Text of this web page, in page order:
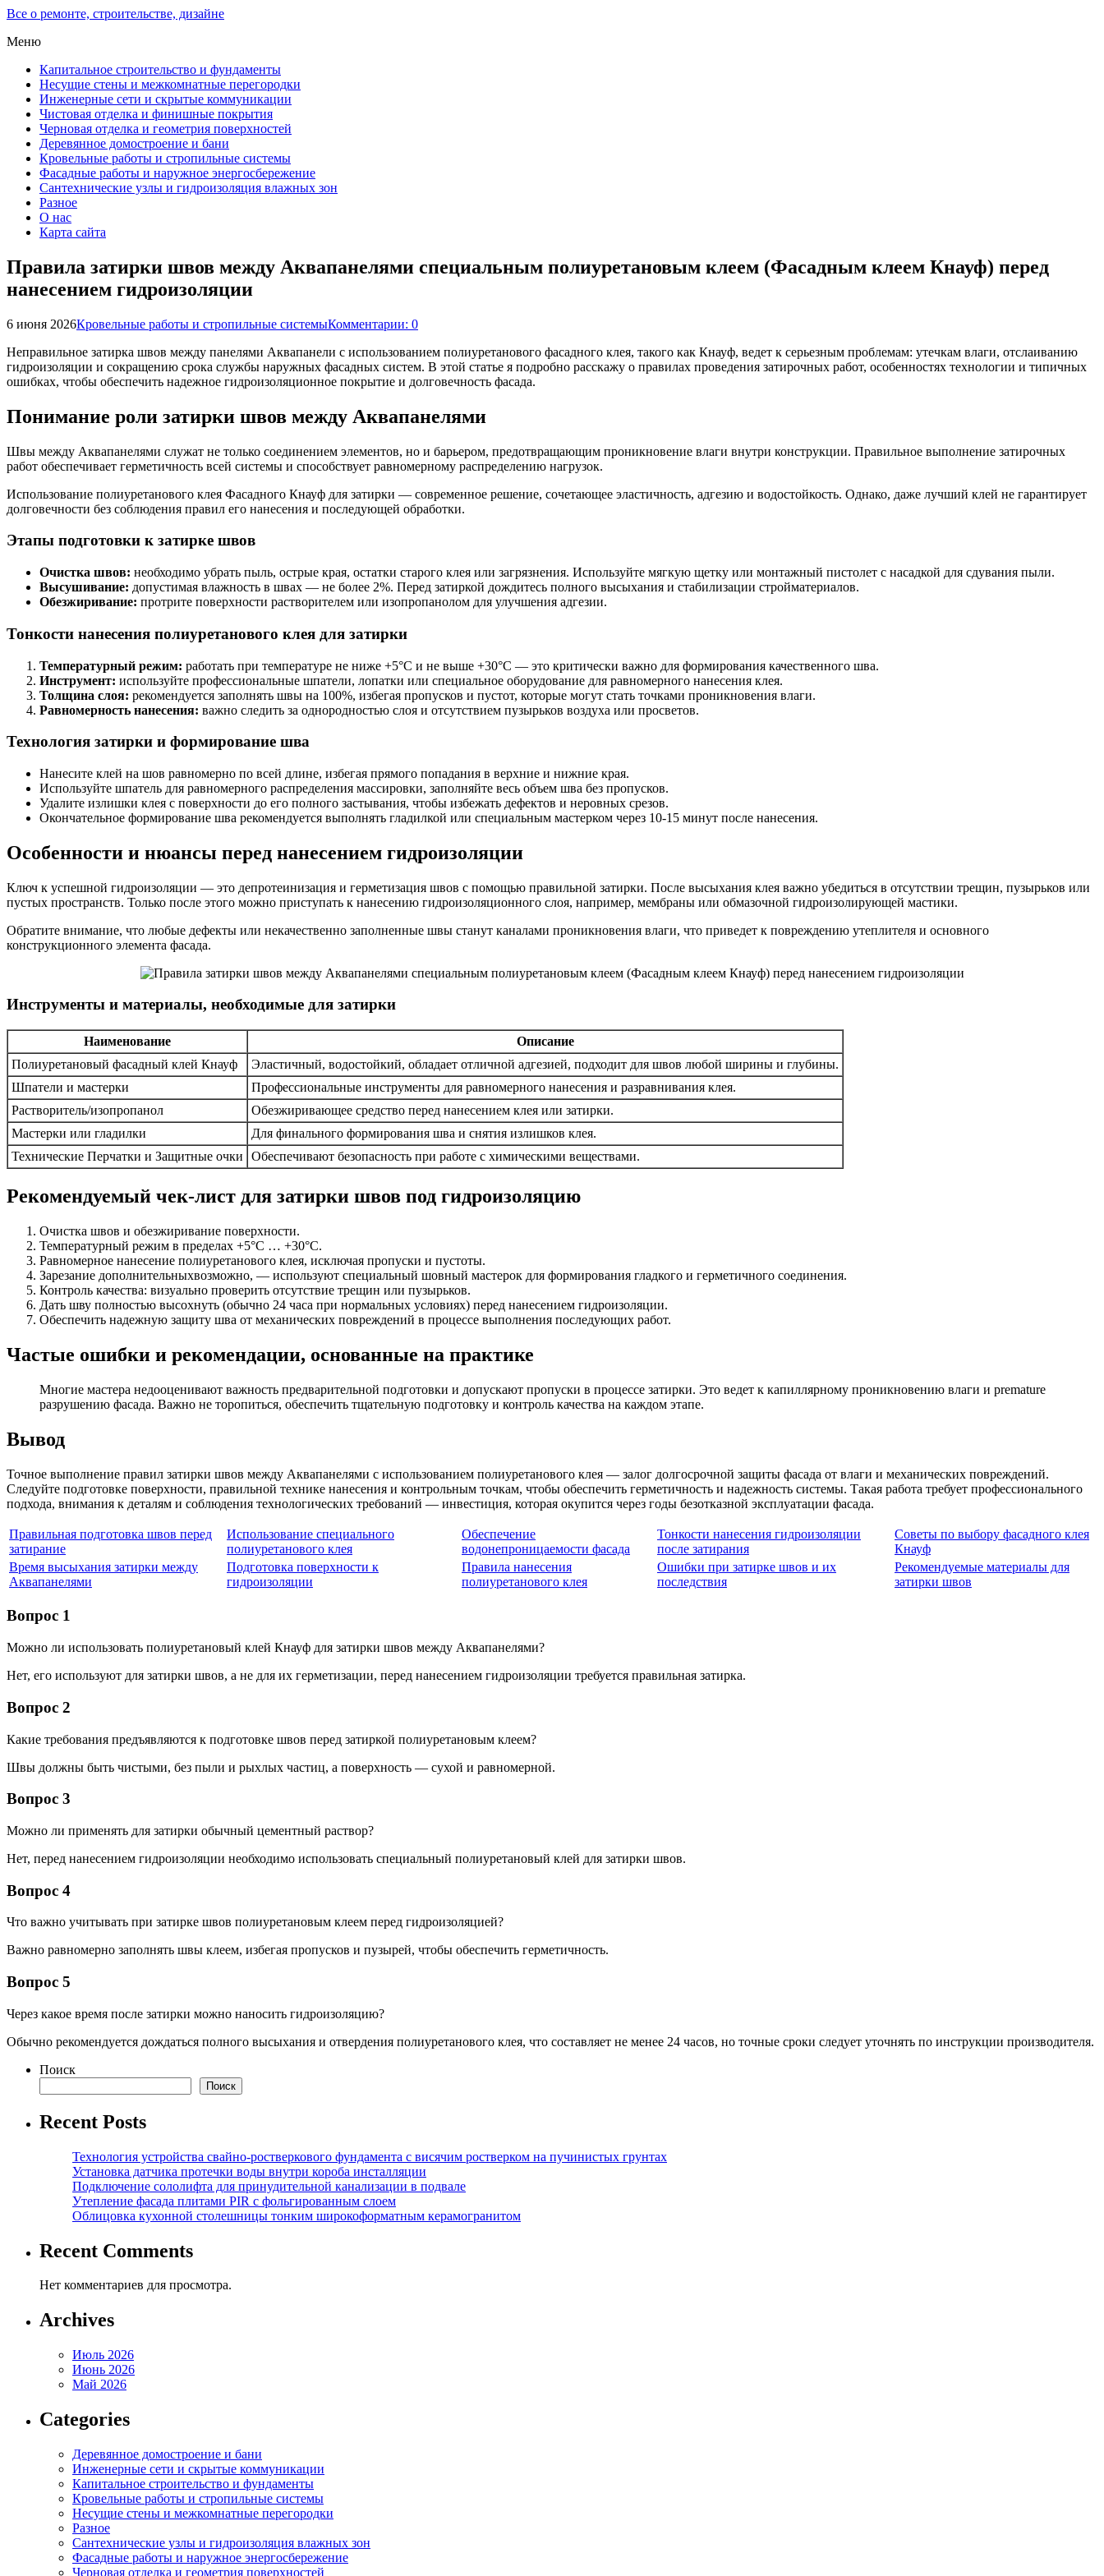
Все о ремонте, строительстве, дизайне
Меню
Капитальное строительство и фундаменты
Несущие стены и межкомнатные перегородки
Инженерные сети и скрытые коммуникации
Чистовая отделка и финишные покрытия
Черновая отделка и геометрия поверхностей
Деревянное домостроение и бани
Кровельные работы и стропильные системы
Фасадные работы и наружное энергосбережение
Сантехнические узлы и гидроизоляция влажных зон
Разное
О нас
Карта сайта
Правила затирки швов между Аквапанелями специальным полиуретановым клеем (Фасадным клеем Кнауф) перед
нанесением гидроизоляции
6 июня 2026Кровельные работы и стропильные системыКомментарии: 0
Неправильное затирка швов между панелями Аквапанели с использованием полиуретанового фасадного клея, такого как Кнауф, ведет к серьезным проблемам: утечкам влаги, отслаиванию
гидроизоляции и сокращению срока службы наружных фасадных систем. В этой статье я подробно расскажу о правилах проведения затирочных работ, особенностях технологии и типичных
ошибках, чтобы обеспечить надежное гидроизоляционное покрытие и долговечность фасада.
Понимание роли затирки швов между Аквапанелями
Швы между Аквапанелями служат не только соединением элементов, но и барьером, предотвращающим проникновение влаги внутри конструкции. Правильное выполнение затирочных
работ обеспечивает герметичность всей системы и способствует равномерному распределению нагрузок.
Использование полиуретанового клея Фасадного Кнауф для затирки — современное решение, сочетающее эластичность, адгезию и водостойкость. Однако, даже лучший клей не гарантирует
долговечности без соблюдения правил его нанесения и последующей обработки.
Этапы подготовки к затирке швов
Очистка швов: необходимо убрать пыль, острые края, остатки старого клея или загрязнения. Используйте мягкую щетку или монтажный пистолет с насадкой для сдувания пыли.
Высушивание: допустимая влажность в швах — не более 2%. Перед затиркой дождитесь полного высыхания и стабилизации стройматериалов.
Обезжиривание: протрите поверхности растворителем или изопропанолом для улучшения адгезии.
Тонкости нанесения полиуретанового клея для затирки
Температурный режим: работать при температуре не ниже +5°C и не выше +30°C — это критически важно для формирования качественного шва.
Инструмент: используйте профессиональные шпатели, лопатки или специальное оборудование для равномерного нанесения клея.
Толщина слоя: рекомендуется заполнять швы на 100%, избегая пропусков и пустот, которые могут стать точками проникновения влаги.
Равномерность нанесения: важно следить за однородностью слоя и отсутствием пузырьков воздуха или просветов.
Технология затирки и формирование шва
Нанесите клей на шов равномерно по всей длине, избегая прямого попадания в верхние и нижние края.
Используйте шпатель для равномерного распределения массировки, заполняйте весь объем шва без пропусков.
Удалите излишки клея с поверхности до его полного застывания, чтобы избежать дефектов и неровных срезов.
Окончательное формирование шва рекомендуется выполнять гладилкой или специальным мастерком через 10-15 минут после нанесения.
Особенности и нюансы перед нанесением гидроизоляции
Ключ к успешной гидроизоляции — это депротеинизация и герметизация швов с помощью правильной затирки. После высыхания клея важно убедиться в отсутствии трещин, пузырьков или
пустых пространств. Только после этого можно приступать к нанесению гидроизоляционного слоя, например, мембраны или обмазочной гидроизолирующей мастики.
Обратите внимание, что любые дефекты или некачественно заполненные швы станут каналами проникновения влаги, что приведет к повреждению утеплителя и основного
конструкционного элемента фасада.
Инструменты и материалы, необходимые для затирки
Наименование
Описание
Полиуретановый фасадный клей Кнауф
Эластичный, водостойкий, обладает отличной адгезией, подходит для швов любой ширины и глубины.
Шпатели и мастерки
Профессиональные инструменты для равномерного нанесения и разравнивания клея.
Растворитель/изопропанол
Обезжиривающее средство перед нанесением клея или затирки.
Мастерки или гладилки
Для финального формирования шва и снятия излишков клея.
Технические Перчатки и Защитные очки
Обеспечивают безопасность при работе с химическими веществами.
Рекомендуемый чек-лист для затирки швов под гидроизоляцию
Очистка швов и обезжиривание поверхности.
Температурный режим в пределах +5°C … +30°C.
Равномерное нанесение полиуретанового клея, исключая пропуски и пустоты.
Зарезание дополнительныхвозможно, — используют специальный шовный мастерок для формирования гладкого и герметичного соединения.
Контроль качества: визуально проверить отсутствие трещин или пузырьков.
Дать шву полностью высохнуть (обычно 24 часа при нормальных условиях) перед нанесением гидроизоляции.
Обеспечить надежную защиту шва от механических повреждений в процессе выполнения последующих работ.
Частые ошибки и рекомендации, основанные на практике
Многие мастера недооценивают важность предварительной подготовки и допускают пропуски в процессе затирки. Это ведет к капиллярному проникновению влаги и premature
разрушению фасада. Важно не торопиться, обеспечить тщательную подготовку и контроль качества на каждом этапе.
Вывод
Точное выполнение правил затирки швов между Аквапанелями с использованием полиуретанового клея — залог долгосрочной защиты фасада от влаги и механических повреждений.
Следуйте подготовке поверхности, правильной технике нанесения и контрольным точкам, чтобы обеспечить герметичность и надежность системы. Такая работа требует профессионального
подхода, внимания к деталям и соблюдения технологических требований — инвестиция, которая окупится через годы безотказной эксплуатации фасада.
Правильная подготовка швов перед
затирание
Использование специального
полиуретанового клея
Обеспечение
водонепроницаемости фасада
Тонкости нанесения гидроизоляции
после затирания
Советы по выбору фасадного клея
Кнауф
Время высыхания затирки между
Аквапанелями
Подготовка поверхности к
гидроизоляции
Правила нанесения
полиуретанового клея
Ошибки при затирке швов и их
последствия
Рекомендуемые материалы для
затирки швов
Вопрос 1
Можно ли использовать полиуретановый клей Кнауф для затирки швов между Аквапанелями?
Нет, его используют для затирки швов, а не для их герметизации, перед нанесением гидроизоляции требуется правильная затирка.
Вопрос 2
Какие требования предъявляются к подготовке швов перед затиркой полиуретановым клеем?
Швы должны быть чистыми, без пыли и рыхлых частиц, а поверхность — сухой и равномерной.
Вопрос 3
Можно ли применять для затирки обычный цементный раствор?
Нет, перед нанесением гидроизоляции необходимо использовать специальный полиуретановый клей для затирки швов.
Вопрос 4
Что важно учитывать при затирке швов полиуретановым клеем перед гидроизоляцией?
Важно равномерно заполнять швы клеем, избегая пропусков и пузырей, чтобы обеспечить герметичность.
Вопрос 5
Через какое время после затирки можно наносить гидроизоляцию?
Обычно рекомендуется дождаться полного высыхания и отвердения полиуретанового клея, что составляет не менее 24 часов, но точные сроки следует уточнять по инструкции производителя.
Поиск
Поиск
Recent Posts
Технология устройства свайно-ростверкового фундамента с висячим ростверком на пучинистых грунтах
Установка датчика протечки воды внутри короба инсталляции
Подключение сололифта для принудительной канализации в подвале
Утепление фасада плитами PIR с фольгированным слоем
Облицовка кухонной столешницы тонким широкоформатным керамогранитом
Recent Comments
Нет комментариев для просмотра.
Archives
Июль 2026
Июнь 2026
Май 2026
Categories
Деревянное домостроение и бани
Инженерные сети и скрытые коммуникации
Капитальное строительство и фундаменты
Кровельные работы и стропильные системы
Несущие стены и межкомнатные перегородки
Разное
Сантехнические узлы и гидроизоляция влажных зон
Фасадные работы и наружное энергосбережение
Черновая отделка и геометрия поверхностей